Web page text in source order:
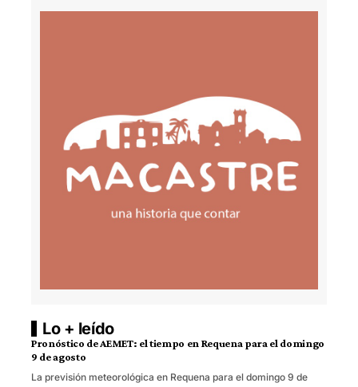
Lo + leído
Pronóstico de AEMET: el tiempo en Requena para el domingo
9 de agosto
La previsión meteorológica en Requena para el domingo 9 de